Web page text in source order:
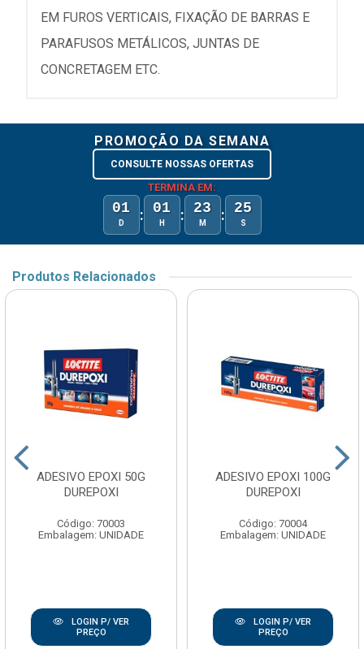
EM FUROS VERTICAIS, FIXAÇÃO DE BARRAS E
PARAFUSOS METÁLICOS, JUNTAS DE
CONCRETAGEM ETC.
PROMOÇÃO DA SEMANA
CONSULTE NOSSAS OFERTAS
TERMINA EM:
01
D : 01
H : 23
M : 25
S
Produtos Relacionados
ADESIVO EPOXI 50G
DUREPOXI
Código: 70003
Embalagem: UNIDADE
LOGIN P/ VER
PREÇO
ADESIVO EPOXI 100G
DUREPOXI
Código: 70004
Embalagem: UNIDADE
LOGIN P/ VER
PREÇO